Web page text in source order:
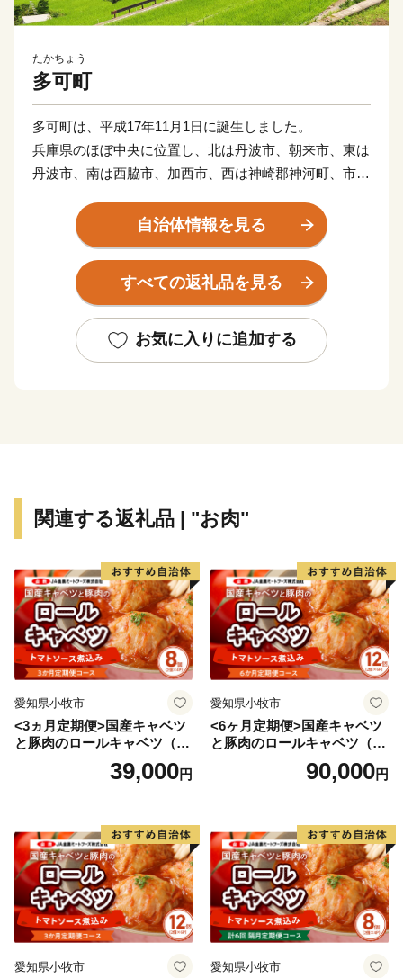
たかちょう
多可町
多可町は、平成17年11月1日に誕生しました。
兵庫県のほぼ中央に位置し、北は丹波市、朝来市、東は
丹波市、南は西脇市、加西市、西は神崎郡神河町、市川
東西13km、南北27km、総面積185.19km2を有し、直線
距離で神戸まで約45km、大阪まで約70kmの距離にあり
地勢的には、周囲を中国山地の山々に囲まれ、杉原川、
舞う幻想的な風景が楽しめる多自然居住の魅力あふれる
町です。
も記載されており、その風土記に登場する大人（おおひ
チーフとした「たか坊」が町のＰＲをしています。
★ABCテレビのニュース情報番組「キャスト」で「 畑
中義和商店 」” つやの玉 ”が紹介されました！
👉 『つやの玉』・『こんにゃく美肌たおる』×2ｾｯﾄ
自治体情報を見る
すべての返礼品を見る
お気に入りに追加する
関連する返礼品 | "お肉"
愛知県小牧市
<3ヵ月定期便>国産キャベツ
と豚肉のロールキャベツ（4P
39,000円
愛知県小牧市
<6ヶ月定期便>国産キャベツ
と豚肉のロールキャベツ（6P
90,000円
愛知県小牧市 愛知県小牧市